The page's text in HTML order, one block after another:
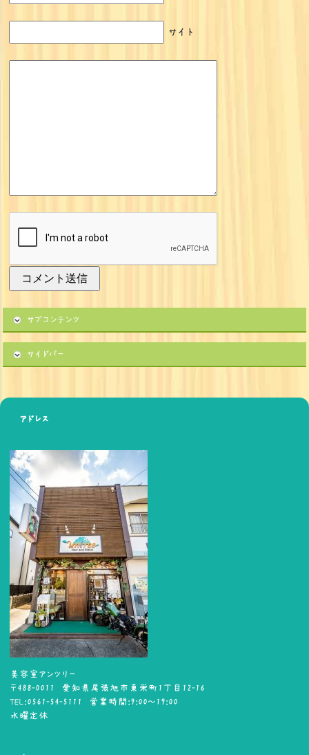
サイト
サブコンテンツ
サイドバー
アドレス
美容室アンツリー
〒488-0011 愛知県尾張旭市東栄町1丁目12-16
TEL:0561-54-5111 営業時間:9:00～19:00
水曜定休